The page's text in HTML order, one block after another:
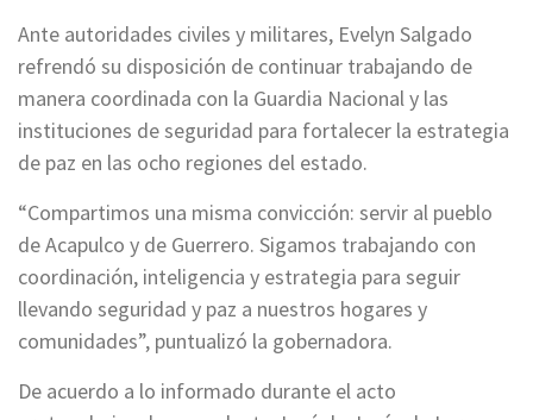
Ante autoridades civiles y militares, Evelyn Salgado
refrendó su disposición de continuar trabajando de
manera coordinada con la Guardia Nacional y las
instituciones de seguridad para fortalecer la estrategia
de paz en las ocho regiones del estado.
“Compartimos una misma convicción: servir al pueblo
de Acapulco y de Guerrero. Sigamos trabajando con
coordinación, inteligencia y estrategia para seguir
llevando seguridad y paz a nuestros hogares y
comunidades”, puntualizó la gobernadora.
De acuerdo a lo informado durante el acto